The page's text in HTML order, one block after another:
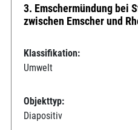
3. Emschermündung bei
zwischen Emscher und
Klassifikation:
Umwelt
Objekttyp:
Diapositiv